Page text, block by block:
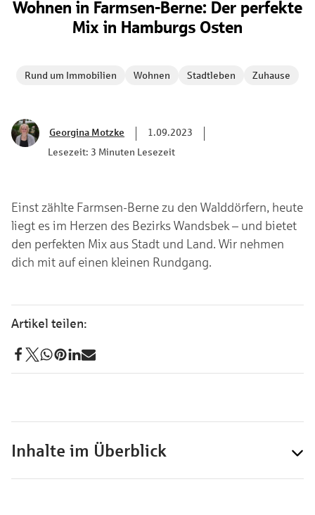
Wohnen in Farmsen-Berne: Der perfekte
Mix in Hamburgs Osten
Rund um Immobilien Wohnen Stadtleben Zuhause
Georgina Motzke
1.09.2023
Lesezeit: 3 Minuten Lesezeit
Einst zählte Farmsen-Berne zu den Walddörfern, heute
liegt es im Herzen des Bezirks Wandsbek – und bietet
den perfekten Mix aus Stadt und Land. Wir nehmen
dich mit auf einen kleinen Rundgang.
Inhalte im Überblick